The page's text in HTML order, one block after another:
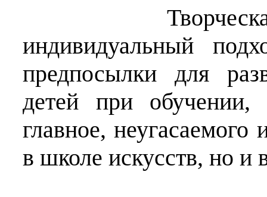
Творческая
индивидуальный
предпосылки для
детей при
главное,
в школе искусств, но и